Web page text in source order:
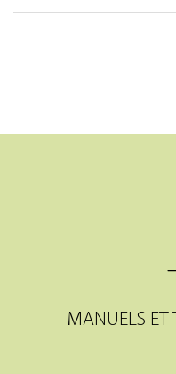
MANUELS ET